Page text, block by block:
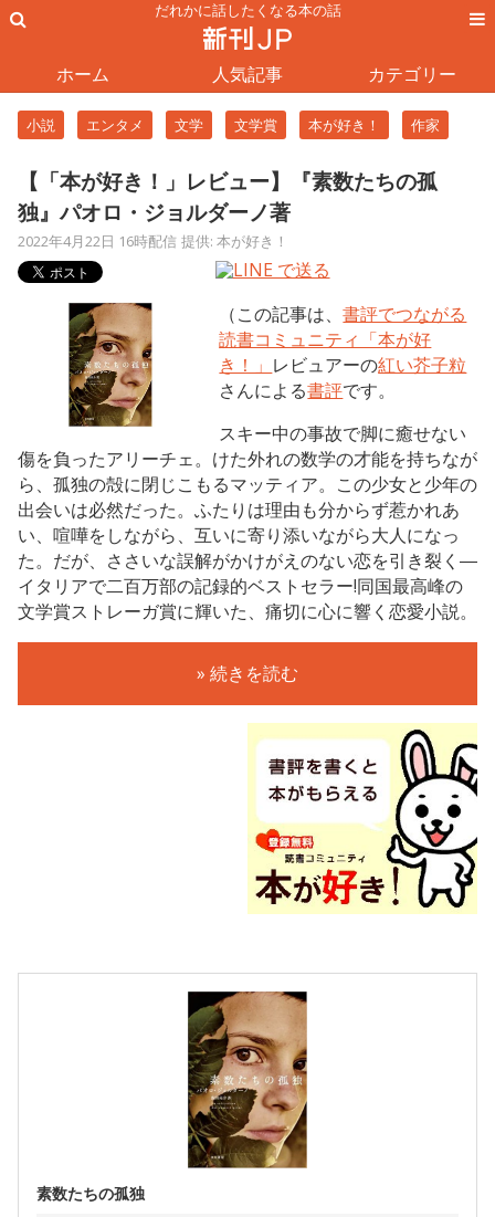
だれかに話したくなる本の話
ホーム 人気記事 カテゴリー
小説 エンタメ 文学 文学賞 本が好き！ 作家
【「本が好き！」レビュー】『素数たちの孤
独』パオロ・ジョルダーノ著
2022年4月22日 16時配信 提供: 本が好き！
（この記事は、書評でつながる
読書コミュニティ「本が好
き！」 レビュアーの紅い芥子粒
さんによる書評です。
スキー中の事故で脚に癒せない
傷を負ったアリーチェ。けた外れの数学の才能を持ちなが
ら、孤独の殻に閉じこもるマッティア。この少女と少年の
出会いは必然だった。ふたりは理由も分からず惹かれあ
い、喧嘩をしながら、互いに寄り添いながら大人になっ
た。だが、ささいな誤解がかけがえのない恋を引き裂く―
イタリアで二百万部の記録的ベストセラー!同国最高峰の
文学賞ストレーガ賞に輝いた、痛切に心に響く恋愛小説。
» 続きを読む
素数たちの孤独